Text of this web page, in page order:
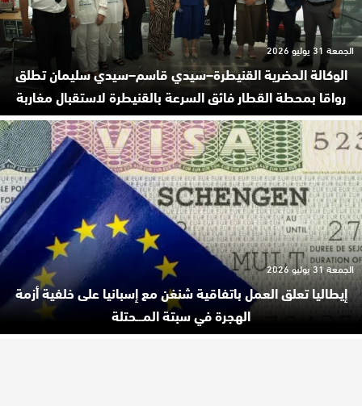
الوكالة الحضرية القنيطرة–سيدي قاسم–سيدي سليمان تطلق
رواقا بمحطة القطار فائق السرعة بالقنيطرة لاستقبال مغاربة
الجمعة 31 يوليو 2026
إيطاليا تعلق العمل باتفاقية شنغن مع إسبانيا على خلفية أزمة
الهجرة في سبتة المـ.ـحتلة
الجمعة 31 يوليو 2026